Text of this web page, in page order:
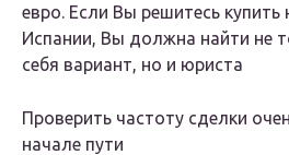
евро. Если Вы решитесь
Испании, Вы должна найти не
себя вариант, но и юриста
Проверить частоту сделки
начале пути